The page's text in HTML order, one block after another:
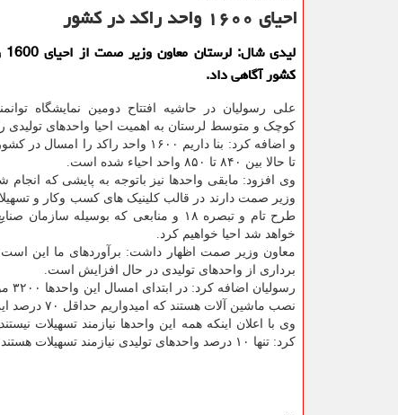
احیای ۱۶۰۰ واحد راکد در کشور
کشور آگاهی داد.
علی رسولیان در حاشیه افتتاح دومین نمایشگاه
کوچک و متوسط لرستان به اهمیت احیا واحدهای تولیدی
و اضافه کرد: بنا داریم ۱۶۰۰ واحد راکد را
تا حالا بین ۸۴۰ تا ۸۵۰ واحد احیاء شده است.
وی افزود: مابقی واحدها نیز باتوجه به پایشی که انجام
وزیر صمت دارند در قالب کلینیک های کسب وکار و
طرح تام و تبصره ۱۸ و منابعی که بوسیله
خواهد شد احیا خواهیم کرد.
معاون وزیر صمت اظهار داشت: برآوردهای ما این
برداری از واحدهای تولیدی در حال افزایش است.
نصب ماشین آلات هستند که امیدواریم حداقل ۷۰ درصد این واحدها تاپایان سال به بهره برداری برسند.
وی با اعلان اینکه همه این واحدها نیازمند تسهیلات
کرد: تنها ۱۰ درصد واحدهای تولیدی نیازمند تسهیلات هستند و اشتغال هر واحد تولیدی نیز ۲۰ نفر خواهد بود.